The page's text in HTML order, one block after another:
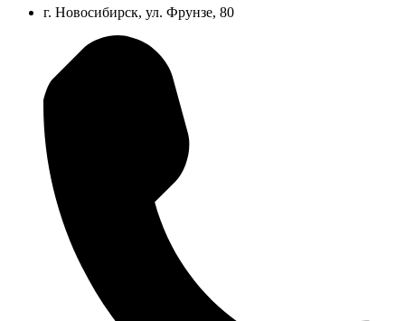
г. Новосибирск, ул. Фрунзе, 80